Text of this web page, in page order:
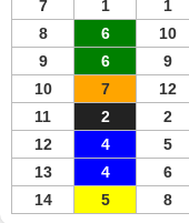
7
1 1
8
6 10
9
6 9
10
7 12
11
2 2
12
4 5
13
4 6
14
5 8